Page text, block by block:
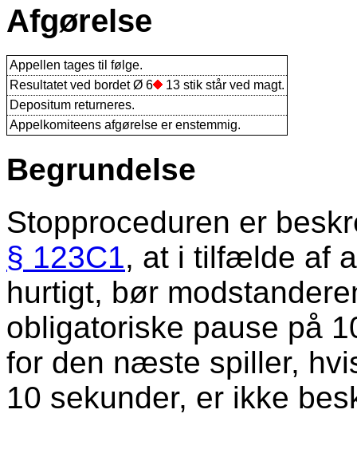
Afgørelse
Appellen tages til følge.
Resultatet ved bordet Ø 6
13 stik står ved magt.
Depositum returneres.
Appelkomiteens afgørelse er enstemmig.
Begrundelse
Stopproceduren er
§ 123C1, at i tilfælde af
hurtigt, bør
obligatoriske pause på
for den næste spiller,
10 sekunder, er ikke